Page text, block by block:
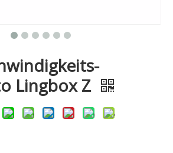
Lingbox Z